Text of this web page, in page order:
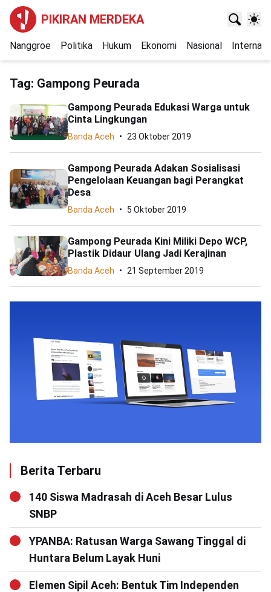
PIKIRAN MERDEKA
Nanggroe Politika Hukum Ekonomi Nasional
Tag: Gampong Peurada
Gampong Peurada Edukasi Warga untuk
Cinta Lingkungan
Banda Aceh 23 Oktober 2019
Gampong Peurada Adakan Sosialisasi
Pengelolaan Keuangan bagi Perangkat
Desa
Banda Aceh 5 Oktober 2019
Gampong Peurada Kini Miliki Depo WCP,
Plastik Didaur Ulang Jadi Kerajinan
Banda Aceh 21 September 2019
Berita Terbaru
140 Siswa Madrasah di Aceh Besar Lulus
SNBP
YPANBA: Ratusan Warga Sawang Tinggal di
Huntara Belum Layak Huni
Elemen Sipil Aceh: Bentuk Tim Independen